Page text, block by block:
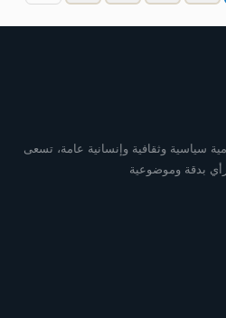
سياسية وثقافية وإنسانية عامة، تسعى
بدقة وموضوعية